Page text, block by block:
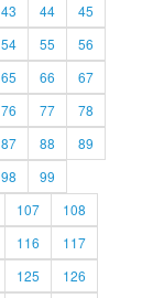
43 44
45
54 55
56
65 66
67
76 77
78
87 88
89
98
99
107
108
116
117
125
126